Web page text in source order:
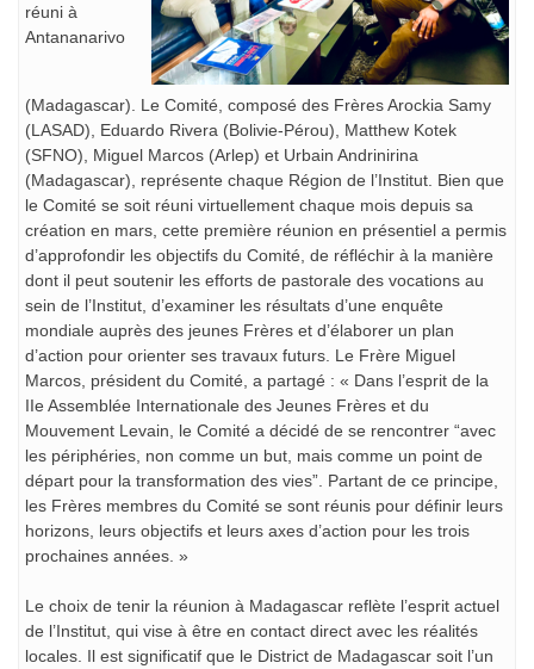
réuni à
Antananarivo
(Madagascar). Le Comité, composé des Frères Arockia Samy
(LASAD), Eduardo Rivera (Bolivie-Pérou), Matthew Kotek
(SFNO), Miguel Marcos (Arlep) et Urbain Andrinirina
(Madagascar), représente chaque Région de l’Institut. Bien que
le Comité se soit réuni virtuellement chaque mois depuis sa
création en mars, cette première réunion en présentiel a permis
d’approfondir les objectifs du Comité, de réfléchir à la manière
dont il peut soutenir les efforts de pastorale des vocations au
sein de l’Institut, d’examiner les résultats d’une enquête
mondiale auprès des jeunes Frères et d’élaborer un plan
d’action pour orienter ses travaux futurs. Le Frère Miguel
Marcos, président du Comité, a partagé : « Dans l’esprit de la
IIe Assemblée Internationale des Jeunes Frères et du
Mouvement Levain, le Comité a décidé de se rencontrer “avec
les périphéries, non comme un but, mais comme un point de
départ pour la transformation des vies”. Partant de ce principe,
les Frères membres du Comité se sont réunis pour définir leurs
horizons, leurs objectifs et leurs axes d’action pour les trois
prochaines années. »
Le choix de tenir la réunion à Madagascar reflète l’esprit actuel
de l’Institut, qui vise à être en contact direct avec les réalités
locales. Il est significatif que le District de Madagascar soit l’un